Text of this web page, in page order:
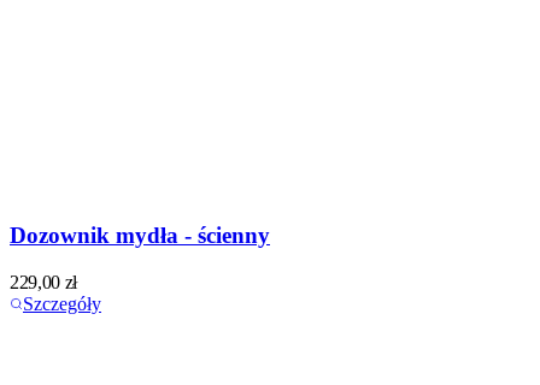
Dozownik mydła - ścienny
229,00 zł
Szczegóły